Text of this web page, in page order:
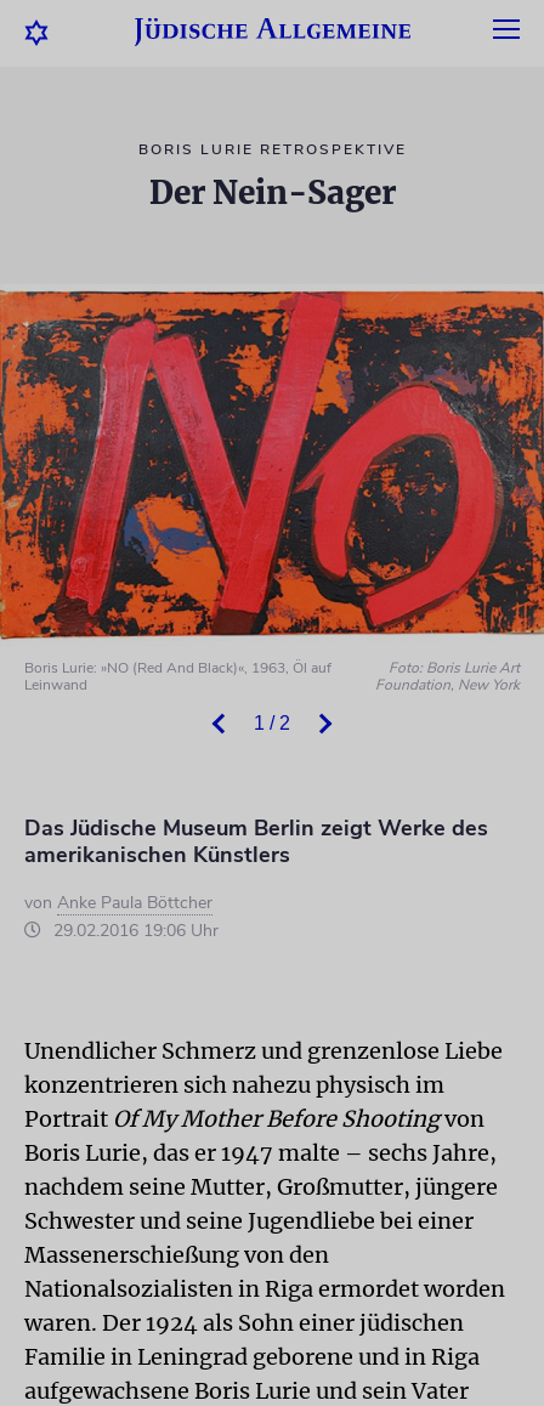
BORIS LURIE RETROSPEKTIVE
Der Nein-Sager
1 / 2
Boris Lurie: »NO (Red And Black)«, 1963, Öl auf
Leinwand
Foto: Boris Lurie Art
Foundation, New York
Das Jüdische Museum Berlin zeigt Werke des
amerikanischen Künstlers
von Anke Paula Böttcher
29.02.2016 19:06 Uhr
Unendlicher Schmerz und grenzenlose Liebe
konzentrieren sich nahezu physisch im
Portrait Of My Mother Before Shootingvon
Boris Lurie, das er 1947 malte – sechs Jahre,
nachdem seine Mutter, Großmutter, jüngere
Schwester und seine Jugendliebe bei einer
Massenerschießung von den
Nationalsozialisten in Riga ermordet worden
waren. Der 1924 als Sohn einer jüdischen
Familie in Leningrad geborene und in Riga
aufgewachsene Boris Lurie und sein Vater